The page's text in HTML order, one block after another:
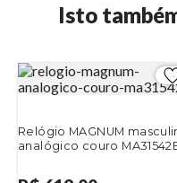
Isto
Relógio MAGNUM
analógico couro